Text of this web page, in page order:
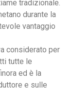
tradizionale.
durante la
vantaggio
considerato per
tutte le
ed è la
e sulle